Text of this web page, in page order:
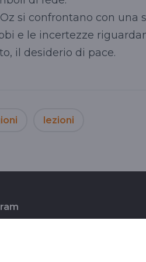
Oz si confrontano con una
e le incertezze
il desiderio di pace.
lezioni